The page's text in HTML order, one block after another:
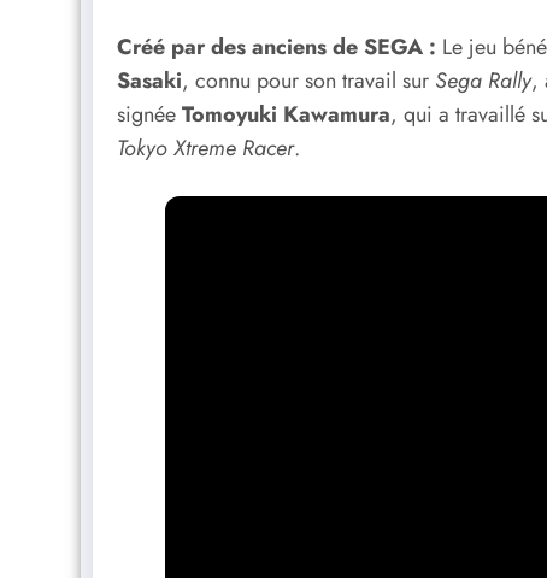
Créé par des anciens de SEGA : Le jeu
Sasaki, connu pour son travail sur Sega Rally,
signéeTomoyuki Kawamura, qui a travaillé
Tokyo Xtreme Racer.